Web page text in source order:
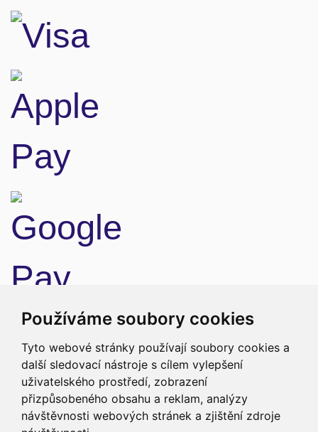
Používáme soubory cookies
Tyto webové stránky používají soubory cookies a
další sledovací nástroje s cílem vylepšení
uživatelského prostředí, zobrazení
přizpůsobeného obsahu a reklam, analýzy
návštěvnosti webových stránek a zjištění zdroje
Doprava